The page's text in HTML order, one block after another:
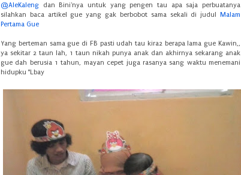
@AleKaleng dan Bini'nya untuk yang pengen tau apa saja perbuatanya
silahkan baca artikel gue yang gak berbobot sama sekali di judul Malam
Pertama Gue
Yang berteman sama gue di FB pasti udah tau kira2 berapa lama gue Kawin,,
ya sekitar 2 taun lah, 1 taun nikah punya anak dan akhirnya sekarang anak
gue dah berusia 1 tahun, mayan cepet juga rasanya sang waktu menemani
hidupku *Lbay